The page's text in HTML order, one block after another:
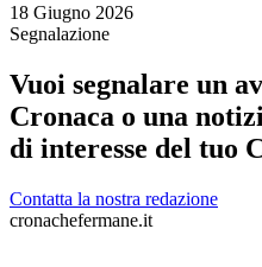
18 Giugno 2026
Segnalazione
Vuoi segnalare un
Cronaca o una
di interesse del tuo
Contatta la nostra redazione
cronachefermane.it